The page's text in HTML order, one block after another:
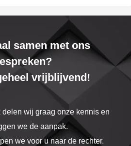
samen met ons
vrijblijvend!
wij graag onze kennis en
we de aanpak.
we voor u naar de rechter.